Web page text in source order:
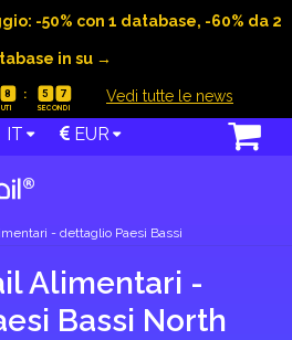
-50% con 1 database, -60% da 2
in su →
8 5 6 Vedi tutte le news
IT EUR
- dettaglio Paesi Bassi
Alimentari -
Bassi North